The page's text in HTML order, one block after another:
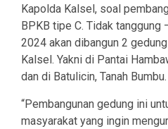
Kapolda Kalsel, soal
BPKB tipe C. Tidak tanggung
2024 akan dibangun 2
Kalsel. Yakni di Pantai
dan di Batulicin, Tanah Bumbu.
“Pembangunan gedung ini
masyarakat yang ingin